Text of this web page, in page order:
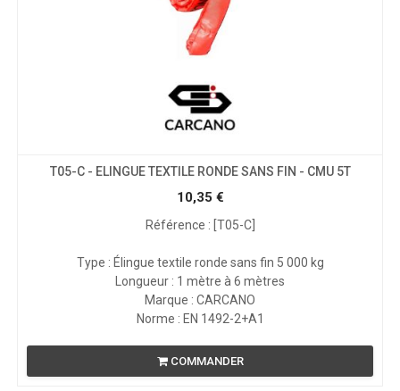
T05-C - ELINGUE TEXTILE RONDE SANS FIN - CMU 5T
10,35 €
Référence : [T05-C]
Type : Élingue textile ronde sans fin 5 000 kg
Longueur : 1 mètre à 6 mètres
Marque : CARCANO
Norme : EN 1492-2+A1
COMMANDER